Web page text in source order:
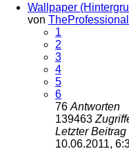
Wallpaper
von TheProfessional
1
2
3
4
5
6
76 Antworten
139463
Letzter Beitrag
10.06.2011,